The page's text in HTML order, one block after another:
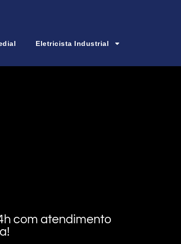
Eletricista Industrial
com atendimento